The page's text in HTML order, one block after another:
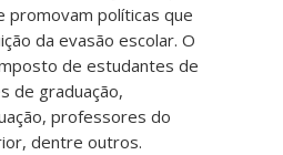
promovam políticas que
da evasão escolar. O
de estudantes de
de graduação,
professores do
dentre outros.